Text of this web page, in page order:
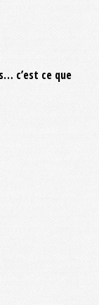
c’est ce que